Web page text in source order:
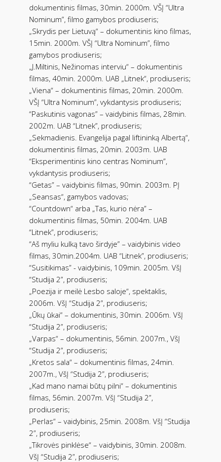
dokumentinis filmas, 30min. 2000m. VŠĮ “Ultra
Nominum”, filmo gamybos prodiuseris;
„Skrydis per Lietuvą“ – dokumentinis kino filmas,
15min. 2000m. VŠĮ “Ultra Nominum”, filmo
gamybos prodiuseris;
„J.Miltinis, Nežinomas interviu“ – dokumentinis
filmas, 40min. 2000m. UAB „Litnek“, prodiuseris;
„Viena“ – dokumentinis filmas, 20min. 2000m.
VŠĮ “Ultra Nominum”, vykdantysis prodiuseris;
“Paskutinis vagonas” – vaidybinis filmas, 28min.
2002m. UAB “Litnek”, prodiuseris;
„Sekmadienis. Evangelija pagal liftininką Albertą“,
dokumentinis filmas, 20min. 2003m. UAB
“Eksperimentinis kino centras Nominum”,
vykdantysis prodiuseris;
“Getas” – vaidybinis filmas, 90min. 2003m. PĮ
„Seansas“, gamybos vadovas;
“Countdown“ arba „Tas, kurio nėra” –
dokumentinis filmas, 50min. 2004m. UAB
“Litnek”, prodiuseris;
“Aš myliu kulką tavo širdyje” – vaidybinis video
filmas, 30min.2004m. UAB “Litnek”, prodiuseris;
“Susitikimas” - vaidybinis, 109min. 2005m. VšĮ
“Studija 2”, prodiuseris;
„Poezija ir meilė Lesbo saloje“, spektaklis,
2006m. VšĮ “Studija 2”, prodiuseris;
„Ūkų ūkai“ – dokumentinis, 30min. 2006m. VšĮ
“Studija 2”, prodiuseris;
„Varpas“ – dokumentinis, 56min. 2007m., VšĮ
“Studija 2”, prodiuseris;
„Kretos sala“ – dokumentinis filmas, 24min.
2007m., VšĮ “Studija 2”, prodiuseris;
„Kad mano namai būtų pilni“ – dokumentinis
filmas, 56min. 2007m. VšĮ “Studija 2”,
prodiuseris;
„Perlas“ – vaidybinis, 25min. 2008m. VšĮ “Studija
2”, prodiuseris;
„Tikrovės pinklėse“ – vaidybinis, 30min. 2008m.
VšĮ “Studija 2”, prodiuseris;